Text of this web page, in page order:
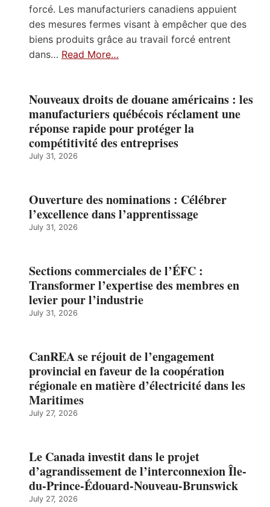
forcé. Les manufacturiers canadiens appuient
des mesures fermes visant à empêcher que des
biens produits grâce au travail forcé entrent
dans… Read More…
Nouveaux droits de douane américains : les
manufacturiers québécois réclament une
réponse rapide pour protéger la
compétitivité des entreprises
July 31, 2026
Ouverture des nominations : Célébrer
l’excellence dans l’apprentissage
July 31, 2026
Sections commerciales de l’ÉFC :
Transformer l’expertise des membres en
levier pour l’industrie
July 31, 2026
CanREA se réjouit de l’engagement
provincial en faveur de la coopération
régionale en matière d’électricité dans les
Maritimes
July 27, 2026
Le Canada investit dans le projet
d’agrandissement de l’interconnexion Île-
du-Prince-Édouard-Nouveau-Brunswick
July 27, 2026